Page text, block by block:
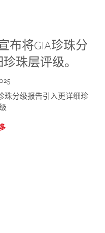
布将GIA珍珠分
珠层评级。
珠分级报告引入更详细珍